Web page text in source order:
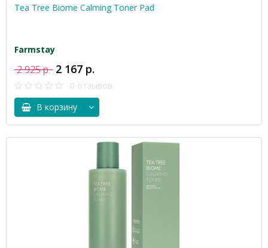
Tea Tree Biome Calming Toner Pad
Farmstay
2 925 р. 2 167 р.
0 отзывов
В корзину